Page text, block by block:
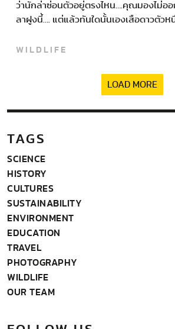
ว่านักล่าซ่อนตัวอยู่ตรงไหน….คุณมองไม่อ
ลาฝูงนี้…. แต่แล้วทันใดนั้นเองเสือดาวตัวห
ไม่เห็นศัตรู แม้ว่าพวกมันจะวิ่งได้อย่างรวด
WILDLIFE
LOAD MORE
TAGS
SCIENCE
HISTORY
CULTURES
SUSTAINABILITY
ENVIRONMENT
EDUCATION
TRAVEL
PHOTOGRAPHY
WILDLIFE
OUR TEAM